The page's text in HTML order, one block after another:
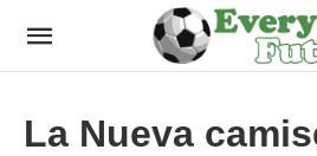
La Nueva